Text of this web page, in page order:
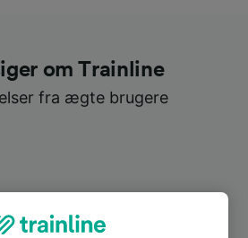
om Trainline
fra ægte brugere